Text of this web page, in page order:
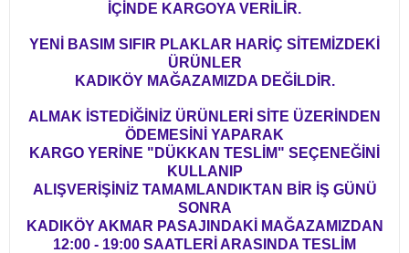
İÇİNDE KARGOYA VERİLİR.
YENİ BASIM SIFIR PLAKLAR HARİÇ SİTEMİZDEKİ
ÜRÜNLER
KADIKÖY MAĞAZAMIZDA DEĞİLDİR.
ALMAK İSTEDİĞİNİZ ÜRÜNLERİ SİTE ÜZERİNDEN
ÖDEMESİNİ YAPARAK
KARGO YERİNE "DÜKKAN TESLİM" SEÇENEĞİNİ
KULLANIP
ALIŞVERİŞİNİZ TAMAMLANDIKTAN BİR İŞ GÜNÜ
SONRA
KADIKÖY AKMAR PASAJINDAKİ MAĞAZAMIZDAN
12:00 - 19:00 SAATLERİ ARASINDA TESLİM